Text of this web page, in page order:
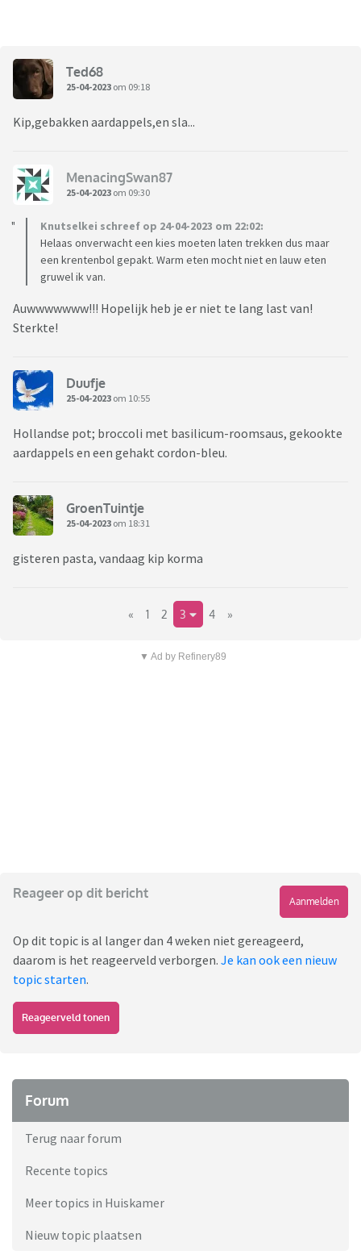
Ted68
25-04-2023 om 09:18
Kip,gebakken aardappels,en sla...
MenacingSwan87
25-04-2023 om 09:30
Knutselkei schreef op 24-04-2023 om 22:02:
Helaas onverwacht een kies moeten laten trekken dus maar
een krentenbol gepakt. Warm eten mocht niet en lauw eten
gruwel ik van.
Auwwwwwww!!! Hopelijk heb je er niet te lang last van!
Sterkte!
Duufje
25-04-2023 om 10:55
Hollandse pot; broccoli met basilicum-roomsaus, gekookte
aardappels en een gehakt cordon-bleu.
GroenTuintje
25-04-2023 om 18:31
gisteren pasta, vandaag kip korma
« 1 2 3 4 »
▼ Ad by Refinery89
Reageer op dit bericht
Aanmelden
Op dit topic is al langer dan 4 weken niet gereageerd,
daarom is het reageerveld verborgen. Je kan ook een nieuw
topic starten.
Reageerveld tonen
Forum
Terug naar forum
Recente topics
Meer topics in Huiskamer
Nieuw topic plaatsen